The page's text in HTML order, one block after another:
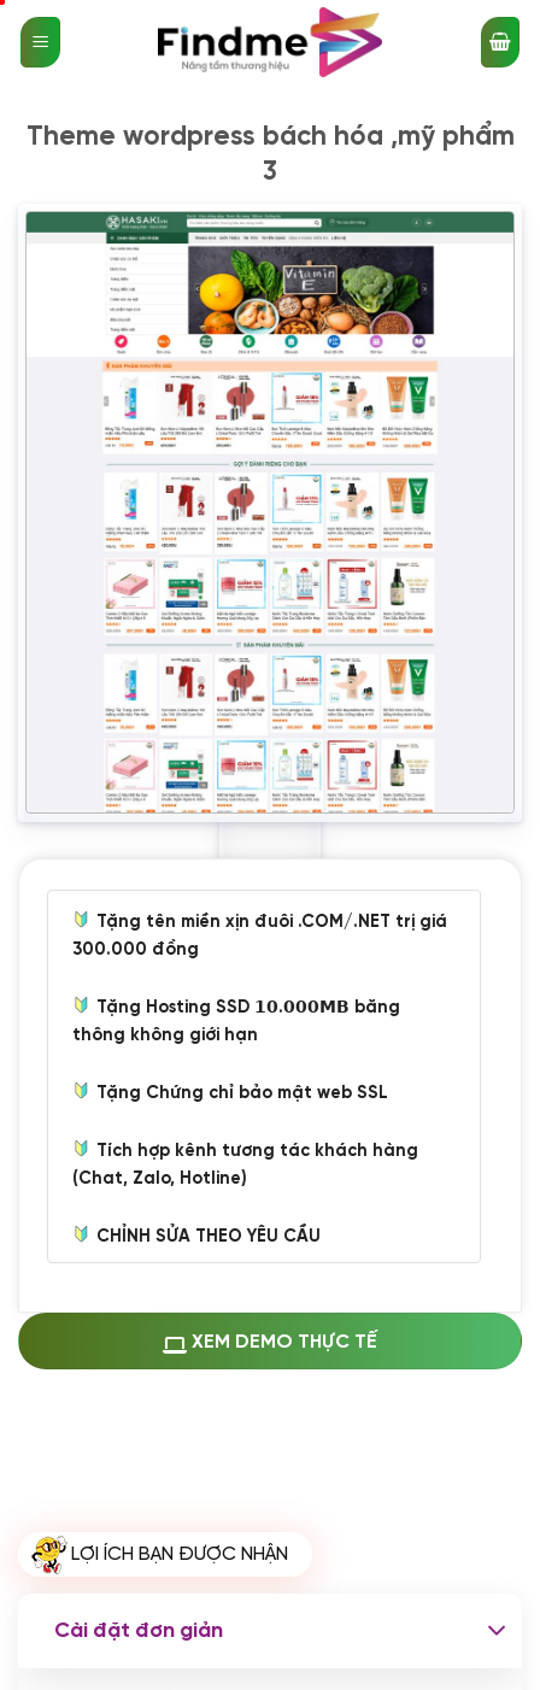
qua
nội
Theme wordpress bách hóa ,mỹ phẩm
3
Tặng tên miền xịn đuôi .COM/.NET trị giá
300.000 đồng
Tặng Hosting SSD 𝟭𝟬.𝟬𝟬𝟬𝗠𝗕 băng
thông không giới hạn
Tặng Chứng chỉ bảo mật web SSL
Tích hợp kênh tương tác khách hàng
(Chat, Zalo, Hotline)
CHỈNH SỬA THEO YÊU CẦU
Thay logo + thông tin doanh nghiệp
(+100.000 VND)
(+200.000 VND)
XEM DEMO THỰC TẾ
LỢI ÍCH BẠN ĐƯỢC NHẬN
Cài đặt đơn giản